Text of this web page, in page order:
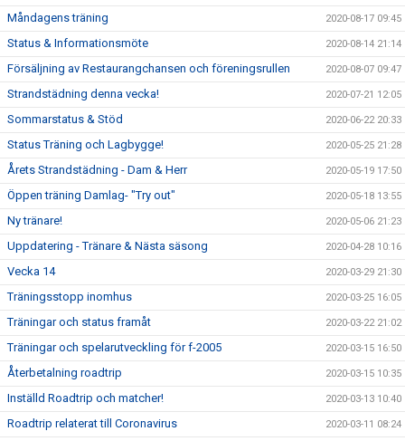
Måndagens träning 2020-08-17 09:45
Status & Informationsmöte 2020-08-14 21:14
Försäljning av Restaurangchansen och föreningsrullen 2020-08-07 09:47
Strandstädning denna vecka! 2020-07-21 12:05
Sommarstatus & Stöd 2020-06-22 20:33
Status Träning och Lagbygge! 2020-05-25 21:28
Årets Strandstädning - Dam & Herr 2020-05-19 17:50
Öppen träning Damlag- "Try out" 2020-05-18 13:55
Ny tränare! 2020-05-06 21:23
Uppdatering - Tränare & Nästa säsong 2020-04-28 10:16
Vecka 14 2020-03-29 21:30
Träningsstopp inomhus 2020-03-25 16:05
Träningar och status framåt 2020-03-22 21:02
Träningar och spelarutveckling för f-2005 2020-03-15 16:50
Återbetalning roadtrip 2020-03-15 10:35
Inställd Roadtrip och matcher! 2020-03-13 10:40
Roadtrip relaterat till Coronavirus 2020-03-11 08:24